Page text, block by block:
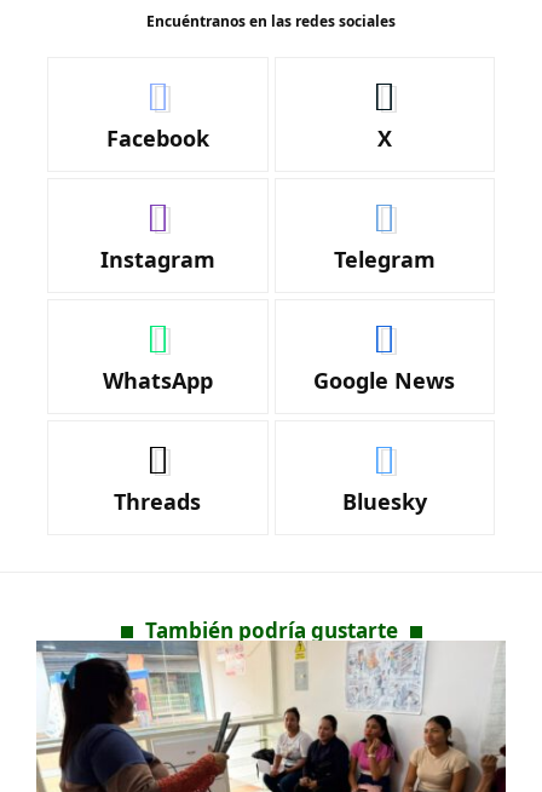
Encuéntranos en las redes sociales
Facebook X
Instagram Telegram
WhatsApp Google News
Threads Bluesky
También podría gustarte